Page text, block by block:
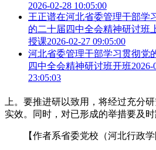
2026-02-28 10:05:00
王正谱在河北省委管理干部学
的二十届四中全会精神研讨班
授课2026-02-27 09:05:00
河北省委管理干部学习贯彻党
四中全会精神研讨班开班2026-
23:05:03
上。要推进研以致用，将经过充分
实效。同时，对已形成的举措要及
【作者系省委党校（河北行政